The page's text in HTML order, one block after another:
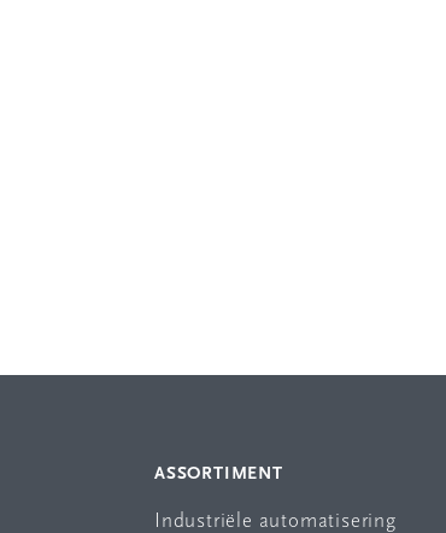
ASSORTIMENT
Industriële automatisering